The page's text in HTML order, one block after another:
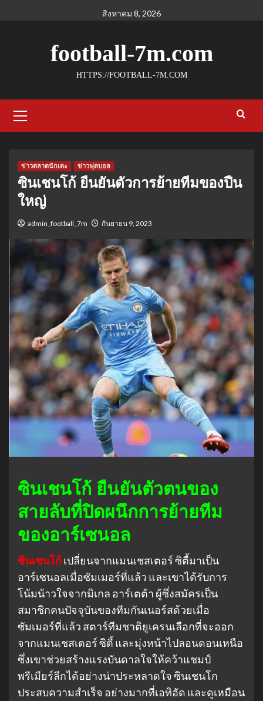
สิงหาคม 8, 2026
football-7m.com
HTTPS://FOOTBALL-7M.COM
Menu
ข่าวตลาดนักเตะ ข่าวฟุตบอล
ซินเชนโก้ ยืนยันตัวการย้ายทีมของปืน
ใหญ่
admin_football_7m กันยายน 9, 2023
ซินเชนโก้ ยืนยันตัวตนของ
สายลับที่ปิดผนึกการย้ายทีม
ของอาร์เซนอล
ซินเชนโก้เปลี่ยนจากแมนเชสเตอร์ ซิตี้มาเป็น
อาร์เซนอลเมื่อซัมเมอร์ที่แล้ว และเขาได้รับการ
โน้มน้าวใจจากมิเกล อาร์เตต้า ผู้ซึ่งสมัครเป็น
สมาชิกคนปัจจุบันของทีมกันเนอร์สด้วยเมื่อ
ซัมเมอร์ที่แล้ว สตาร์ทีมชาติยูเครนเลือกที่จะออก
จากแมนเชสเตอร์ ซิตี้ และมุ่งหน้าไปลอนดอนเหนือ
ซึ่งเขาช่วยสร้างแรงบันดาลใจให้คว้าแชมป์
พรีเมียร์ลีกได้อย่างน่าประหลาดใจ ซินเชนโก
ประสบความสำเร็จ อย่างมากที่เอทิฮัด และดูเหมือน